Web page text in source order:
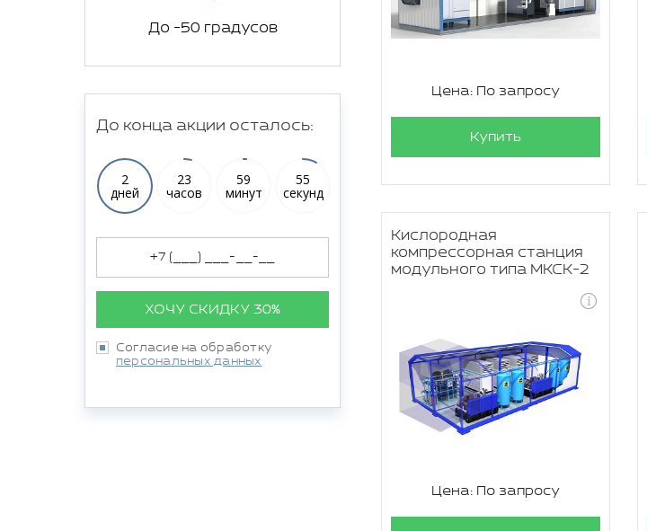
До -50 градусов
До конца акции осталось:
2
дней
23
часов
59
минут
53
секунд
ХОЧУ СКИДКУ 30%
Согласие на обработку
персональных данных
Цена: По запросу
Купить
Кислородная
компрессорная станция
модульного типа МКСК-2
Цена: По запросу